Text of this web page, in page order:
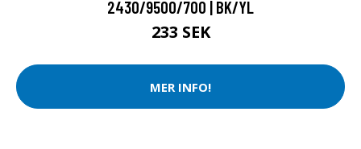
2430/9500/700 | BK/YL
233 SEK
MER INFO!